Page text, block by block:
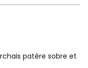
patère sobre et